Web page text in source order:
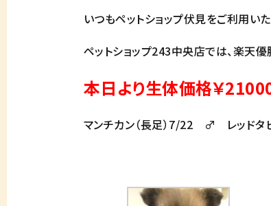
いつもペットショップ伏見をご利用い
ペットショップ243中央店では、楽天
本日より生体価格￥
マンチカン（長足）7/22 ♂ レッドタ